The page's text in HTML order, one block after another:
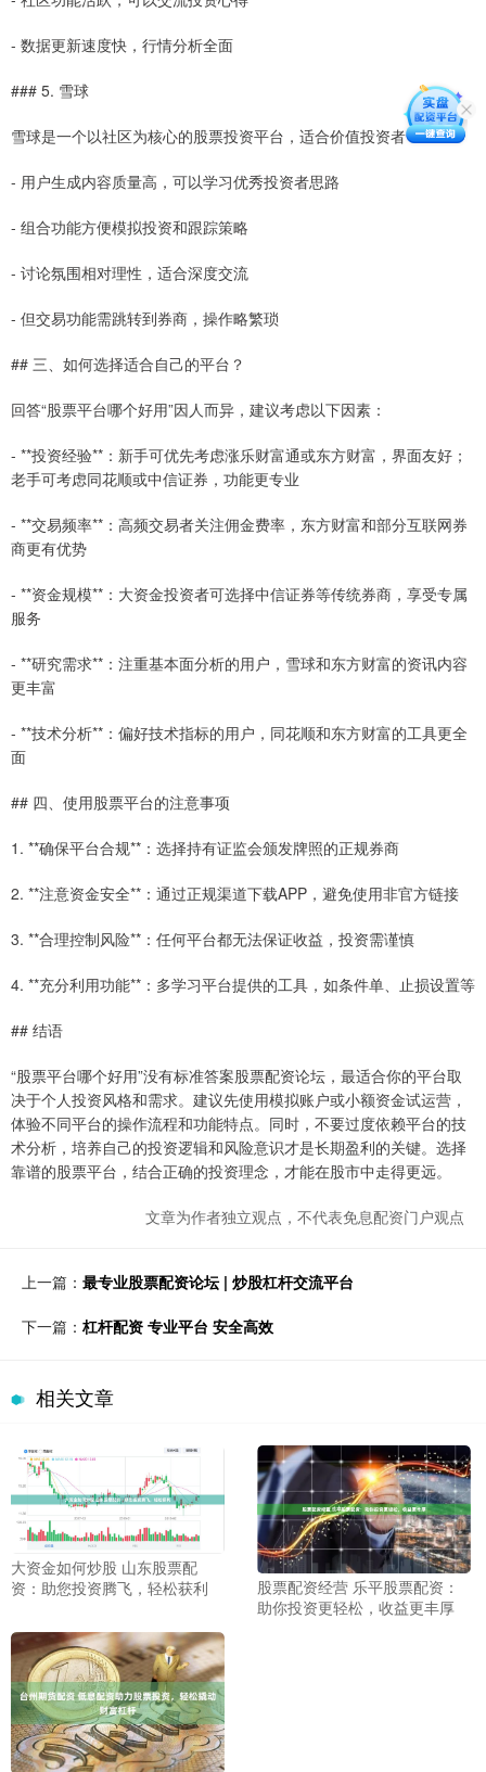
- 数据更新速度快，行情分析全面
### 5. 雪球
雪球是一个以社区为核心的股票投资平台，适合价值投资者：
- 用户生成内容质量高，可以学习优秀投资者思路
- 组合功能方便模拟投资和跟踪策略
- 讨论氛围相对理性，适合深度交流
- 但交易功能需跳转到券商，操作略繁琐
## 三、如何选择适合自己的平台？
回答“股票平台哪个好用”因人而异，建议考虑以下因素：
- **投资经验**：新手可优先考虑涨乐财富通或东方财富，界面友好；
老手可考虑同花顺或中信证券，功能更专业
- **交易频率**：高频交易者关注佣金费率，东方财富和部分互联网券
商更有优势
- **资金规模**：大资金投资者可选择中信证券等传统券商，享受专属
服务
- **研究需求**：注重基本面分析的用户，雪球和东方财富的资讯内容
更丰富
- **技术分析**：偏好技术指标的用户，同花顺和东方财富的工具更全
面
## 四、使用股票平台的注意事项
1. **确保平台合规**：选择持有证监会颁发牌照的正规券商
2. **注意资金安全**：通过正规渠道下载APP，避免使用非官方链接
3. **合理控制风险**：任何平台都无法保证收益，投资需谨慎
4. **充分利用功能**：多学习平台提供的工具，如条件单、止损设置等
## 结语
“股票平台哪个好用”没有标准答案股票配资论坛，最适合你的平台取
决于个人投资风格和需求。建议先使用模拟账户或小额资金试运营，
体验不同平台的操作流程和功能特点。同时，不要过度依赖平台的技
术分析，培养自己的投资逻辑和风险意识才是长期盈利的关键。选择
靠谱的股票平台，结合正确的投资理念，才能在股市中走得更远。
文章为作者独立观点，不代表免息配资门户观点
上一篇： 最专业股票配资论坛 | 炒股杠杆交流平台
下一篇： 杠杆配资 专业平台 安全高效
相关文章
大资金如何炒股 山东股票配
资：助您投资腾飞，轻松获利
股票配资经营 乐平股票配资：
助你投资更轻松，收益更丰厚